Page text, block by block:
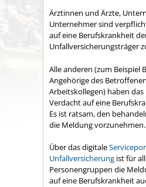
Ärztinnen und Ärzte,
Unternehmer sind
auf eine Berufskrankheit
Unfallversicherungsträger
Alle anderen (zum Beispiel
Angehörige des
Arbeitskollegen) haben das
Verdacht auf eine
Es ist ratsam, den
die Meldung vorzunehmen.
Über das digitale
Unfallversicherung ist für
Personengruppen die
auf eine Berufskrankheit